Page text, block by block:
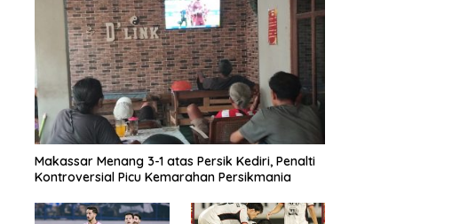
Makassar Menang 3-1 atas Persik Kediri, Penalti
Kontroversial Picu Kemarahan Persikmania